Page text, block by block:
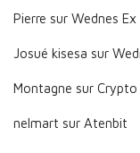
Pierre sur Wednes Ex
Josué kisesa sur
Montagne sur Crypto
nelmart sur Atenbit